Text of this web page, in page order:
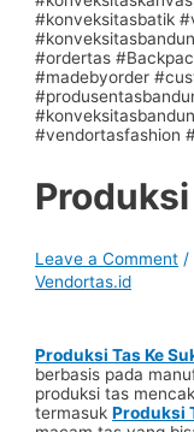
Leave a Comment /
Vendortas.id
Produksi Tas Ke
berbasis pada
produksi tas
termasukProduksi